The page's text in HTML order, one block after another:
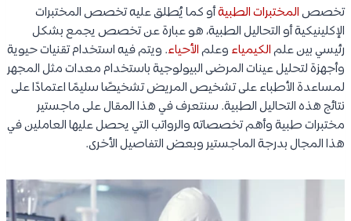
تخصصالمختبرات الطبيةأو كما يُطلق عليه تخصص المختبرات
الإكلينيكية أو التحاليل الطبية، هو عبارة عن تخصص يجمع بشكل
رئيسي بين علمالكيمياء وعلمالأحياء. ويتم فيه استخدام تقنيات حيوية
وأجهزة لتحليل عينات المرضى البيولوجية باستخدام معدات مثل المجهر
لمساعدة الأطباء على تشخيص المريض تشخيصًا سليمًا اعتمادًا على
نتائج هذه التحاليل الطبية. سنتعرف في هذا المقال على ماجستير
مختبرات طبية وأهم تخصصاته والرواتب التي يحصل عليها العاملين في
هذا المجال بدرجة الماجستير وبعض التفاصيل الأخرى.